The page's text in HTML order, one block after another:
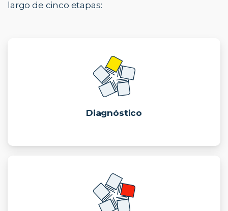
largo de cinco etapas:
Diagnóstico